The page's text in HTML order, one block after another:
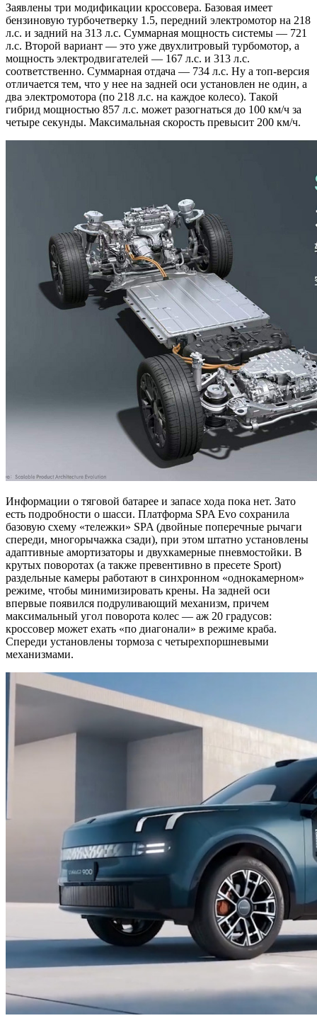
Заявлены три модификации кроссовера. Базовая имеет
бензиновую турбочетверку 1.5, передний электромотор на 218
л.с. и задний на 313 л.с. Суммарная мощность системы — 721
л.с. Второй вариант — это уже двухлитровый турбомотор, а
мощность электродвигателей — 167 л.с. и 313 л.с.
соответственно. Суммарная отдача — 734 л.с. Ну а топ-версия
отличается тем, что у нее на задней оси установлен не один, а
два электромотора (по 218 л.с. на каждое колесо). Такой
гибрид мощностью 857 л.с. может разогнаться до 100 км/ч за
четыре секунды. Максимальная скорость превысит 200 км/ч.
Информации о тяговой батарее и запасе хода пока нет. Зато
есть подробности о шасси. Платформа SPA Evo сохранила
базовую схему «тележки» SPA (двойные поперечные рычаги
спереди, многорычажка сзади), при этом штатно установлены
адаптивные амортизаторы и двухкамерные пневмостойки. В
крутых поворотах (а также превентивно в пресете Sport)
раздельные камеры работают в синхронном «однокамерном»
режиме, чтобы минимизировать крены. На задней оси
впервые появился подруливающий механизм, причем
максимальный угол поворота колес — аж 20 градусов:
кроссовер может ехать «по диагонали» в режиме краба.
Спереди установлены тормоза с четырехпоршневыми
механизмами.